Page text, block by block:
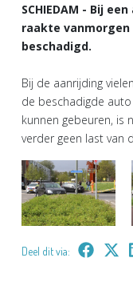
SCHIEDAM - Bij
raakte
beschadigd.
Bij de aanrijding
de beschadigde
kunnen gebeuren, is
verder geen last van
Deel dit via: